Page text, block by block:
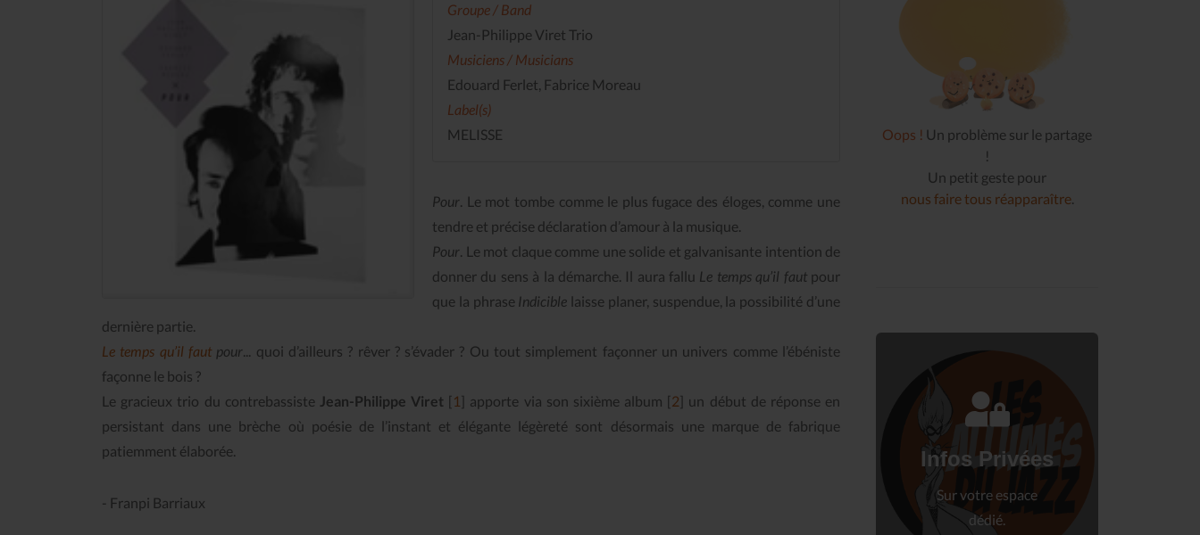
Groupe / Band
Jean-Philippe Viret Trio
Musiciens / Musicians
Edouard Ferlet, Fabrice Moreau
Label(s)
MELISSE
Pour. Le mot tombe comme le plus fugace des éloges, comme une
tendre et précise déclaration d’amour à la musique.
Pour. Le mot claque comme une solide et galvanisante intention de
donner du sens à la démarche. Il aura fallu Le temps qu’il fautpour
que la phrase Indicible laisse planer, suspendue, la possibilité d’une
dernière partie.
Le temps qu’il fautpour... quoi d’ailleurs ? rêver ? s’évader ? Ou tout simplement façonner un univers comme l’ébéniste
façonne le bois ?
Le gracieux trio du contrebassiste Jean-Philippe Viret 1 apporte via son sixième album 2
un début de réponse en
persistant dans une brèche où poésie de l’instant et élégante légèreté sont désormais une marque de fabrique
patiemment élaborée.
- Franpi Barriaux
Oops ! Un problème sur le partage
!
Un petit geste pour
nous faire tous réapparaître.
Infos Privées
Sur votre espace
dédié.
Connectez-vous
à votre espace privé.